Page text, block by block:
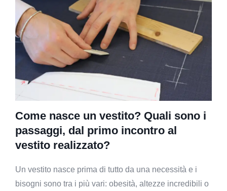
Come nasce un vestito? Quali sono i
passaggi, dal primo incontro al
vestito realizzato?
Un vestito nasce prima di tutto da una necessità e i
bisogni sono tra i più vari: obesità, altezze incredibili o